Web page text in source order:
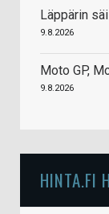
Läppärin
9.8.2026
Moto GP,
9.8.2026
HINTA.FI